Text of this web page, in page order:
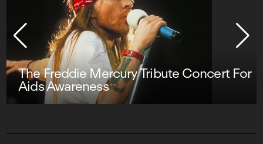
Usher : OMG Tour - Live from London